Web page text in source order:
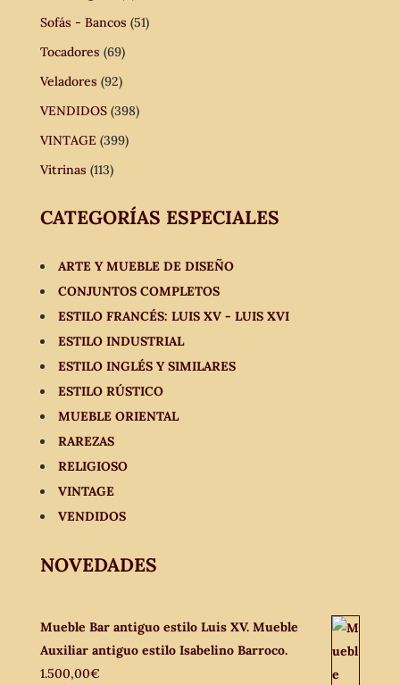
Sofás - Bancos (51)
Tocadores (69)
Veladores (92)
VENDIDOS (398)
VINTAGE (399)
Vitrinas (113)
CATEGORÍAS ESPECIALES
ARTE Y MUEBLE DE DISEÑO
CONJUNTOS COMPLETOS
ESTILO FRANCÉS: LUIS XV - LUIS XVI
ESTILO INDUSTRIAL
ESTILO INGLÉS Y SIMILARES
ESTILO RÚSTICO
MUEBLE ORIENTAL
RAREZAS
RELIGIOSO
VINTAGE
VENDIDOS
NOVEDADES
Mueble Bar antiguo estilo Luis XV. Mueble
Auxiliar antiguo estilo Isabelino Barroco.
1.500,00€